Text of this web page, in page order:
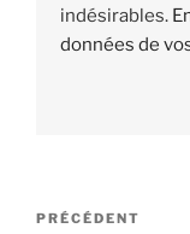
indésirables.
données de
Navigation
Article
PRÉCÉDENT